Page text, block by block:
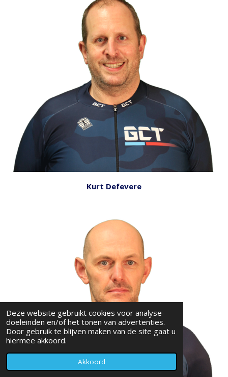
Deze website gebruikt cookies voor analyse-
doeleinden en/of het tonen van advertenties.
Door gebruik te blijven maken van de site gaat u
hiermee akkoord.
Akkoord
Kurt Defevere